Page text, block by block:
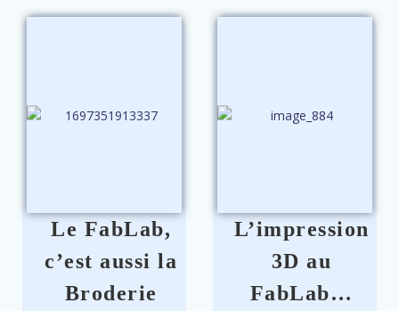
Le FabLab,
c’est aussi la
Broderie
L’impression
3D au
FabLab…